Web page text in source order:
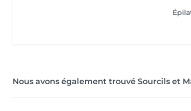
Nous avons également trouvé Sourcils et